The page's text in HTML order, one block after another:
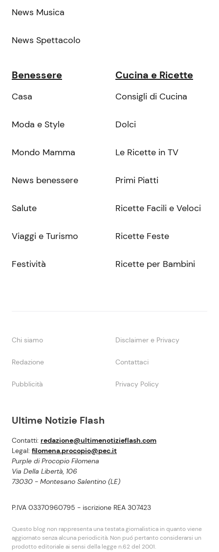
Ultime Notizie Flash
Contatti: redazione@ultimenotizieflash.com
Legal: filomena.procopio@pec.it
Purple di Procopio Filomena
Via Della Libertà, 106
73030 - Montesano Salentino (LE)
P.IVA 03370960795 - iscrizione REA 307423
Questo blog non rappresenta una testata giornalistica in quanto viene
aggiornato senza alcuna periodicità. Non puó pertanto considerarsi un
prodotto editoriale ai sensi della legge n.62 del 2001.
News Musica
News Spettacolo
Benessere
Casa
Moda e Style
Mondo Mamma
News benessere
Salute
Viaggi e Turismo
Festività
Cucina e Ricette
Consigli di Cucina
Dolci
Le Ricette in TV
Primi Piatti
Ricette Facili e Veloci
Ricette Feste
Ricette per Bambini
Chi siamo Disclaimer e Privacy
Redazione Contattaci
Pubblicità Privacy Policy